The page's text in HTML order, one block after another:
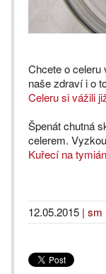
Chcete o celeru
naše zdraví i o
Celeru si vážili
Špenát chutná
celerem.
Kuřecí na
12.05.2015 | sm